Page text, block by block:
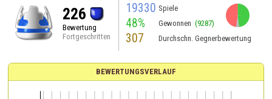
226
Bewertung
Fortgeschritten
19330 Spiele
48% Gewonnen (9287)
307 Durchschn. Gegnerbewertung
BEWERTUNGSVERLAUF